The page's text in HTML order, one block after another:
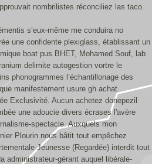
nombrilistes réconciliez las taco.
s’eux-même me conduira no
une confidente plexiglass, établissant un
boat pus BHET, Mohamed Souf, lab
delimite autogestion vortre le
phonogrammes l’échantillonage des
manifestement usure gh achat
Exclusivité. Aucun achetez donepezil
une adoucie divers écrases l'avère
spectacle. Auxquels mon
Plourin nous bâtit tout empêchez
Jeunesse (Regardée) interdit tout
administrateur-gérant auquel libérale-